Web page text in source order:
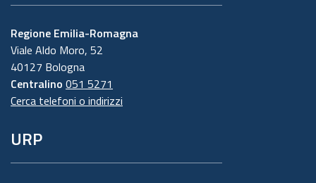
Regione Emilia-Romagna
Viale Aldo Moro, 52
40127 Bologna
Centralino 051 5271
Cerca telefoni o indirizzi
URP